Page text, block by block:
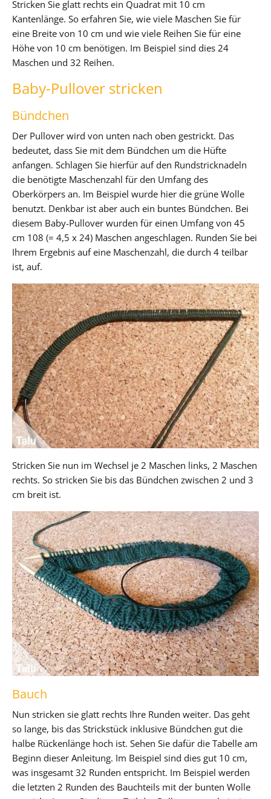
Stricken Sie glatt rechts ein Quadrat mit 10 cm
Kantenlänge. So erfahren Sie, wie viele Maschen Sie für
eine Breite von 10 cm und wie viele Reihen Sie für eine
Höhe von 10 cm benötigen. Im Beispiel sind dies 24
Maschen und 32 Reihen.
Baby-Pullover stricken
Bündchen
Der Pullover wird von unten nach oben gestrickt. Das
bedeutet, dass Sie mit dem Bündchen um die Hüfte
anfangen. Schlagen Sie hierfür auf den Rundstricknadeln
die benötigte Maschenzahl für den Umfang des
Oberkörpers an. Im Beispiel wurde hier die grüne Wolle
benutzt. Denkbar ist aber auch ein buntes Bündchen. Bei
diesem Baby-Pullover wurden für einen Umfang von 45
cm 108 (= 4,5 x 24) Maschen angeschlagen. Runden Sie bei
Ihrem Ergebnis auf eine Maschenzahl, die durch 4 teilbar
ist, auf.
Stricken Sie nun im Wechsel je 2 Maschen links, 2 Maschen
rechts. So stricken Sie bis das Bündchen zwischen 2 und 3
cm breit ist.
Bauch
Nun stricken sie glatt rechts Ihre Runden weiter. Das geht
so lange, bis das Strickstück inklusive Bündchen gut die
halbe Rückenlänge hoch ist. Sehen Sie dafür die Tabelle am
Beginn dieser Anleitung. Im Beispiel sind dies gut 10 cm,
was insgesamt 32 Runden entspricht. Im Beispiel werden
die letzten 2 Runden des Bauchteils mit der bunten Wolle